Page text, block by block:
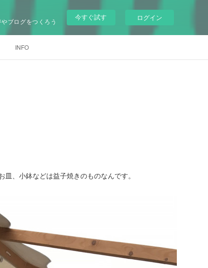
ブログをつくろう
今すぐ試す ログイン
INFO
、小鉢などは益子焼きのものなんです。